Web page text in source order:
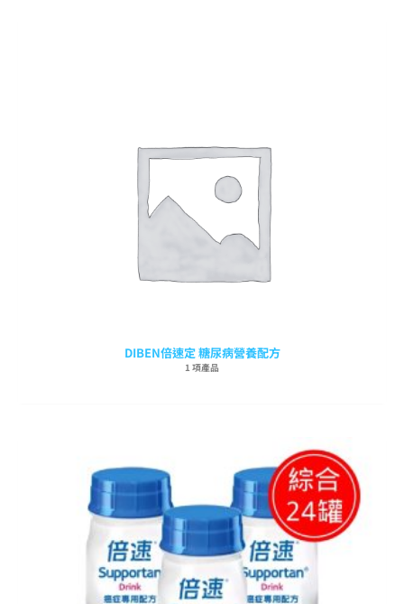
DIBEN倍速定 糖尿病營養配方
1 項產品
格：
NT$ 5,570。
目
前
價
格：
NT$ 4,500。